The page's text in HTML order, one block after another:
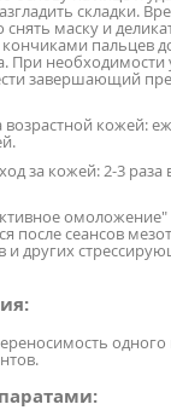
складки.
снять маску и
пальцев
При необходимости
завершающий
кожей:
за кожей: 2-3 раза
после сеансов
других
одного